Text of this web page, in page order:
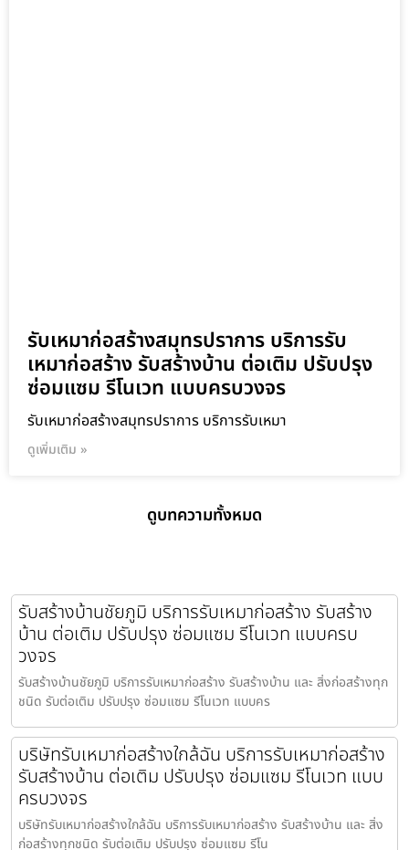
รับเหมาก่อสร้างสมุทรปราการ บริการรับ
เหมาก่อสร้าง รับสร้างบ้าน ต่อเติม ปรับปรุง
ซ่อมแซม รีโนเวท แบบครบวงจร
รับเหมาก่อสร้างสมุทรปราการ บริการรับเหมา
ดูเพิ่มเติม »
ดูบทความทั้งหมด
รับสร้างบ้านชัยภูมิ บริการรับเหมาก่อสร้าง รับสร้าง
บ้าน ต่อเติม ปรับปรุง ซ่อมแซม รีโนเวท แบบครบ
วงจร
รับสร้างบ้านชัยภูมิ บริการรับเหมาก่อสร้าง รับสร้างบ้าน และ สิ่งก่อสร้างทุก
ชนิด รับต่อเติม ปรับปรุง ซ่อมแซม รีโนเวท แบบคร
บริษัทรับเหมาก่อสร้างใกล้ฉัน บริการรับเหมาก่อสร้าง
รับสร้างบ้าน ต่อเติม ปรับปรุง ซ่อมแซม รีโนเวท แบบ
ครบวงจร
บริษัทรับเหมาก่อสร้างใกล้ฉัน บริการรับเหมาก่อสร้าง รับสร้างบ้าน และ สิ่ง
ก่อสร้างทุกชนิด รับต่อเติม ปรับปรุง ซ่อมแซม รีโน